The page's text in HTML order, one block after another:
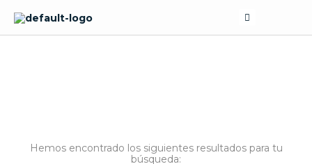
content
Hemos encontrado los siguientes resultados para tu
búsqueda: